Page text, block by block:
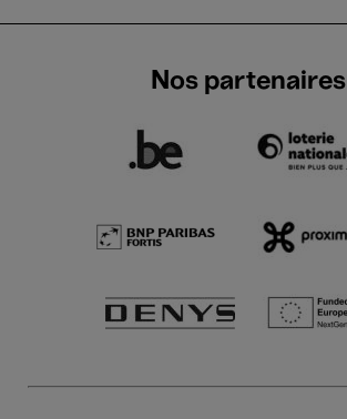
Nos partenaires